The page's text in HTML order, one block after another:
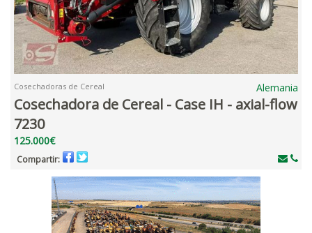
Cosechadoras de Cereal Alemania
Cosechadora de Cereal - Case IH - axial-flow
7230
125.000€
Compartir: